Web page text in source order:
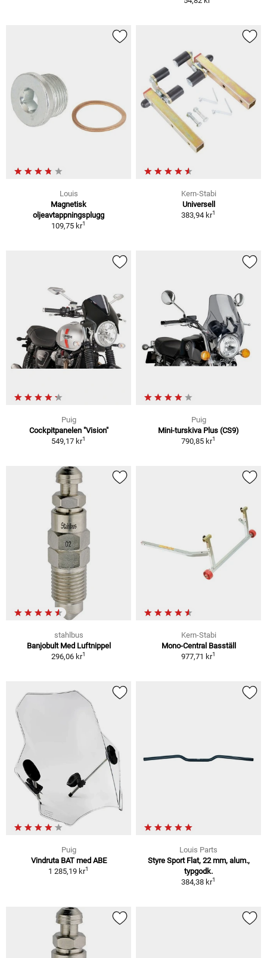
Louis
Magnetisk
oljeavtappningsplugg
109,75 kr1
Kern-Stabi
Universell
383,94 kr1
Puig
Cockpitpanelen "Vision"
549,17 kr1
Puig
Mini-turskiva Plus (CS9)
790,85 kr1
stahlbus
Banjobult Med Luftnippel
296,06 kr1
Kern-Stabi
Mono-Central Basställ
977,71 kr1
Puig
Vindruta BAT med ABE
1 285,19 kr1
Louis Parts
Styre Sport Flat, 22 mm, alum.,
typgodk.
384,38 kr1